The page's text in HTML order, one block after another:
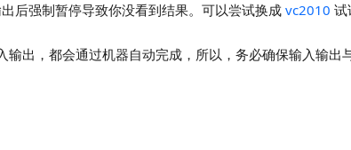
后强制暂停导致你没看到结果。可以尝试换成 vc2010 试
出，都会通过机器自动完成，所以，务必确保输入输出